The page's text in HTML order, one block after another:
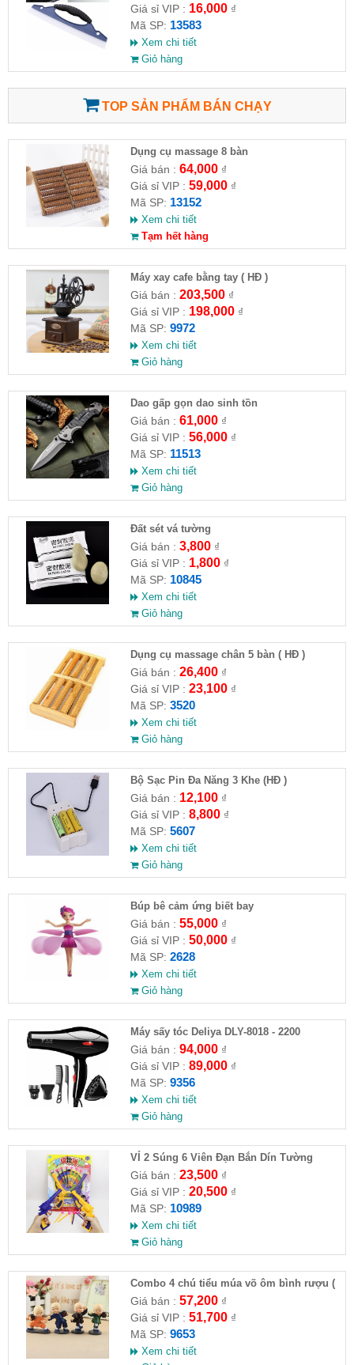
Giá sỉ VIP : 16,000₫
Mã SP: 13583
Xem chi tiết
Giỏ hàng
TOP SẢN PHẨM BÁN CHẠY
Dụng cụ massage 8 bàn
Giá bán : 64,000₫
Giá sỉ VIP : 59,000₫
Mã SP: 13152
Xem chi tiết
Tạm hết hàng
Máy xay cafe bằng tay ( HĐ )
Giá bán : 203,500₫
Giá sỉ VIP : 198,000₫
Mã SP: 9972
Xem chi tiết
Giỏ hàng
Dao gấp gọn dao sinh tồn
Giá bán : 61,000₫
Giá sỉ VIP : 56,000₫
Mã SP: 11513
Xem chi tiết
Giỏ hàng
Đất sét vá tường
Giá bán : 3,800₫
Giá sỉ VIP : 1,800₫
Mã SP: 10845
Xem chi tiết
Giỏ hàng
Dụng cụ massage chân 5 bàn ( HĐ )
Giá bán : 26,400₫
Giá sỉ VIP : 23,100₫
Mã SP: 3520
Xem chi tiết
Giỏ hàng
Bộ Sạc Pin Đa Năng 3 Khe (HĐ )
Giá bán : 12,100₫
Giá sỉ VIP : 8,800₫
Mã SP: 5607
Xem chi tiết
Giỏ hàng
​Búp bê cảm ứng biết bay
Giá bán : 55,000₫
Giá sỉ VIP : 50,000₫
Mã SP: 2628
Xem chi tiết
Giỏ hàng
Máy sấy tóc Deliya DLY-8018 - 2200
Giá bán : 94,000₫
Giá sỉ VIP : 89,000₫
Mã SP: 9356
Xem chi tiết
Giỏ hàng
VỈ 2 Súng 6 Viên Đạn Bắn Dín Tường
Giá bán : 23,500₫
Giá sỉ VIP : 20,500₫
Mã SP: 10989
Xem chi tiết
Giỏ hàng
Combo 4 chú tiểu múa võ ôm bình rượu (
HĐ )
Giá bán : 57,200₫
Giá sỉ VIP : 51,700₫
Mã SP: 9653
Xem chi tiết